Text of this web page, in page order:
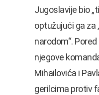
Jugoslavije bio
optužujući ga za
narodom“.
njegove
Mihailovića i
gerilcima protiv